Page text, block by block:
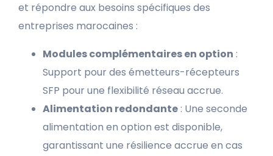
et répondre aux besoins spécifiques des
entreprises marocaines :
Modules complémentaires en option :
Support pour des émetteurs-récepteurs
SFP pour une flexibilité réseau accrue.
Alimentation redondante : Une seconde
alimentation en option est disponible,
garantissant une résilience accrue en cas